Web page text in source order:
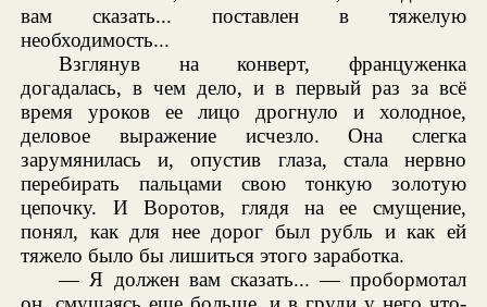
вам сказать... поставлен в тяжелую
необходимость...
Взглянув на конверт, француженка
догадалась, в чем дело, и в первый раз за всё
время уроков ее лицо дрогнуло и холодное,
деловое выражение исчезло. Она слегка
зарумянилась и, опустив глаза, стала нервно
перебирать пальцами свою тонкую золотую
цепочку. И Воротов, глядя на ее смущение,
понял, как для нее дорог был рубль и как ей
тяжело было бы лишиться этого заработка.
— Я должен вам сказать... — пробормотал